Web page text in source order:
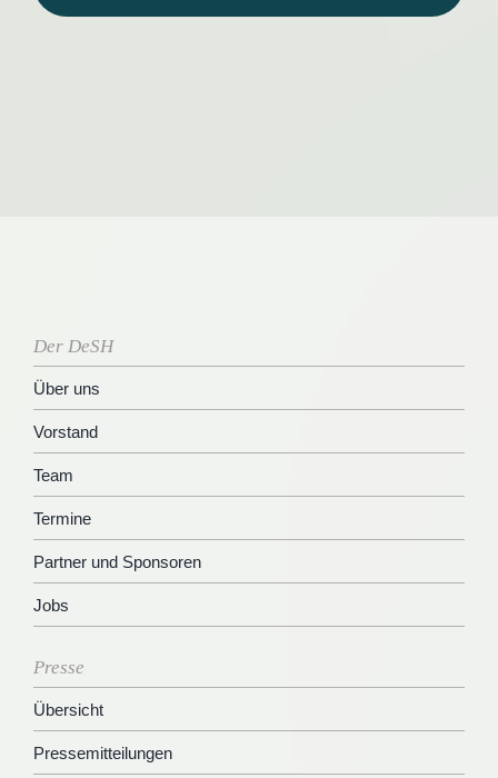
Der DeSH
Über uns
Vorstand
Team
Termine
Partner und Sponsoren
Jobs
Presse
Übersicht
Pressemitteilungen